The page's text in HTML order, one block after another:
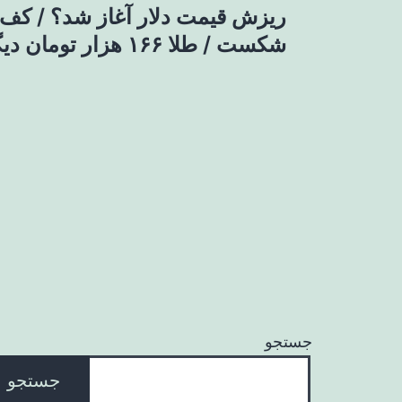
نوشته
ریزش قیمت دلار آغاز شد؟ /
شکست / طلا ۱۶۶ هزار تومان دیگر ارزان شد
جستجو
جستجو